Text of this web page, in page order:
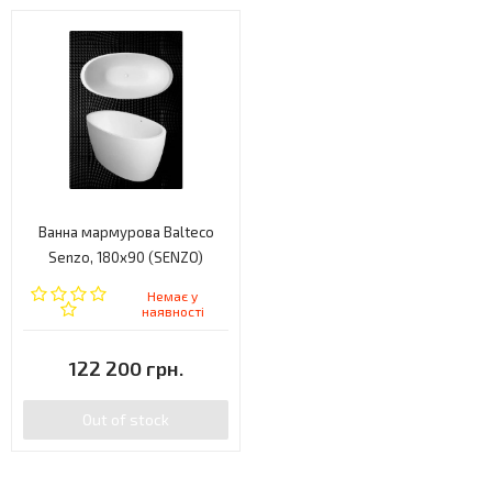
Ванна мармурова Balteco
Senzo, 180x90 (SENZO)
Немає у
наявності
122 200 грн.
Out of stock